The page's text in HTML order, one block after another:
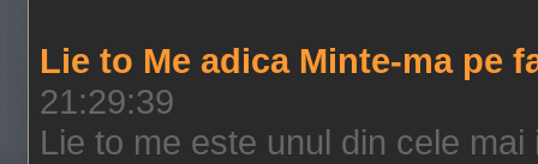
Lie to Me adica Minte-ma pe
21:29:39
Lie to me este unul din cele